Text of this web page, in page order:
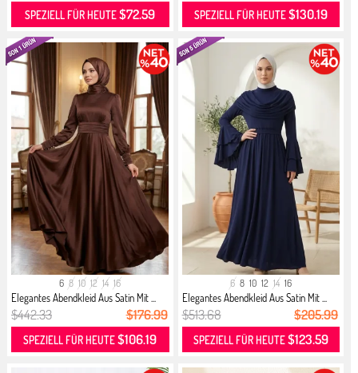
SPEZIELL FÜR HEUTE$72.59 SPEZIELL FÜR HEUTE$130.19
6 8 10 12 14 16
Elegantes Abendkleid Aus Satin Mit ...
$442.33 $176.99
SPEZIELL FÜR HEUTE$106.19
6 8 10 12 14 16
Elegantes Abendkleid Aus Satin Mit ...
$513.68 $205.99
SPEZIELL FÜR HEUTE$123.59